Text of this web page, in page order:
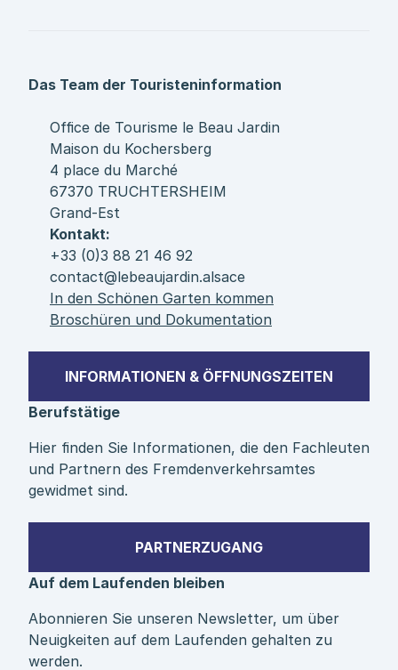
Das Team der Touristeninformation
Office de Tourisme le Beau Jardin
Maison du Kochersberg
4 place du Marché
67370 TRUCHTERSHEIM
Grand-Est
Kontakt:
+33 (0)3 88 21 46 92
contact@lebeaujardin.alsace
In den Schönen Garten kommen
Broschüren und Dokumentation
INFORMATIONEN & ÖFFNUNGSZEITEN
Berufstätige
Hier finden Sie Informationen, die den Fachleuten
und Partnern des Fremdenverkehrsamtes
gewidmet sind.
PARTNERZUGANG
Auf dem Laufenden bleiben
Abonnieren Sie unseren Newsletter, um über
Neuigkeiten auf dem Laufenden gehalten zu
werden.